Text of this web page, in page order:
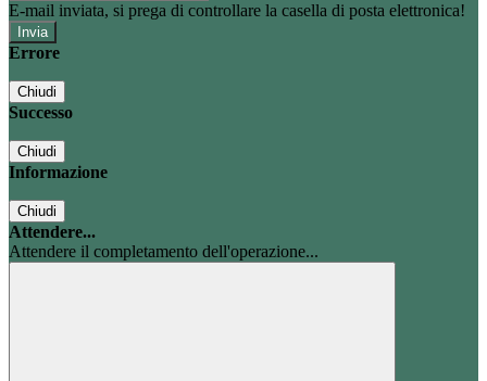
E-mail inviata, si prega di controllare la casella di posta elettronica!
Errore
Chiudi
Successo
Chiudi
Informazione
Chiudi
Attendere...
Attendere il completamento dell'operazione...